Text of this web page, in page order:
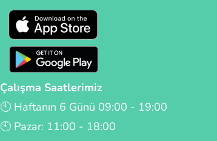
Çalışma Saatlerimiz
🕙 Haftanın 6 Günü 09:00 - 19:00
🕙 Pazar: 11:00 - 18:00